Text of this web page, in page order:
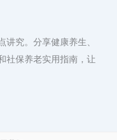
究。分享健康养生、
社保养老实用指南，让